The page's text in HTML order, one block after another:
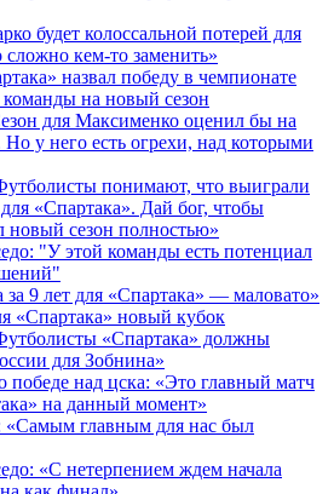
будет колоссальной потерей для
кем-то заменить»
назвал победу в чемпионате
на новый сезон
для Максименко оценил бы на
Но у него есть огрехи, над которыми
понимают, что выиграли
«Спартака». Дай бог, чтобы
новый сезон полностью»
"У этой команды есть потенциал
9 лет для «Спартака» — маловато»
«Спартака» новый кубок
«Спартака» должны
для Зобнина»
над цска: «Это главный матч
на данный момент»
«Самым главным для нас был
«С нетерпением ждем начала